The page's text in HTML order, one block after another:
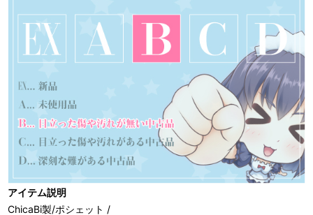
アイテム説明
ChicaBi製/ポシェット /